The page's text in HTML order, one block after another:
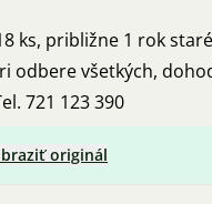
ks, približne 1 rok
odbere všetkých,
721 123 390
originál